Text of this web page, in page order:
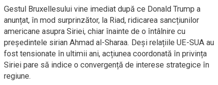
Gestul Bruxellesului vine imediat după ce Donald Trump a
anunțat, în mod surprinzător, la Riad, ridicarea sancțiunilor
americane asupra Siriei, chiar înainte de o întâlnire cu
președintele sirian Ahmad al-Sharaa. Deși relațiile UE-SUA au
fost tensionate în ultimii ani, acțiunea coordonată în privința
Siriei pare să indice o convergență de interese strategice în
regiune.